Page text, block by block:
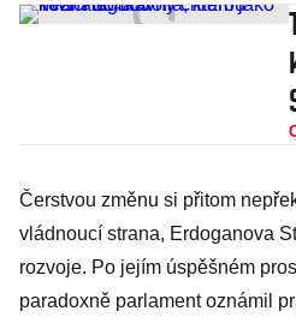
Čerstvou změnu si přitom
vládnoucí strana, Erdoganova
rozvoje. Po jejím úspěšném
paradoxně parlament oznámil